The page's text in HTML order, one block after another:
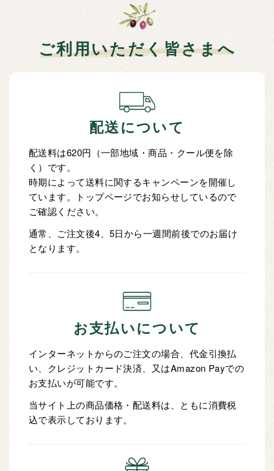
ご利用いただく皆さまへ
配送について
配送料は620円（一部地域・商品・クール便を除
く）です。
時期によって送料に関するキャンペーンを開催し
ています。トップページでお知らせしているので
ご確認ください。
通常、ご注文後4、5日から一週間前後でのお届け
となります。
お支払いについて
インターネットからのご注文の場合、代金引換払
い、クレジットカード決済、又はAmazon Payでの
お支払いが可能です。
当サイト上の商品価格・配送料は、ともに消費税
込で表示しております。